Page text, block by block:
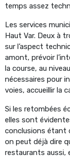
temps assez
Les services
Haut Var. Deux à
sur l’aspect
amont, prévoir
la course, au
nécessaires pour
voies, accueillir la
Si les retombées
elles sont
conclusions étant
on peut déjà dire
restaurants aussi,